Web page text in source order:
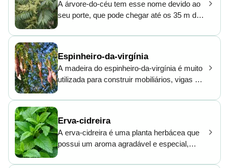
A árvore-do-céu tem esse nome devido ao
seu porte, que pode chegar até os 35 m de
aromática. É uma planta ornamental, mas
zonas de clima temperado.
Espinheiro-da-virgínia
A madeira do espinheiro-da-virgínia é muito
utilizada para construir mobiliários, vigas e
quanto por não apodrecer facilmente em
nome já diz, o espinheiro-da-virgínia é cheio
de grandes espinhos por todo seu tronco,
que são usados como base de apoio e
Erva-cidreira
A erva-cidreira é uma planta herbácea que
possui um aroma agradável e especial,
óleos essenciais e fragrâncias. Além disso,